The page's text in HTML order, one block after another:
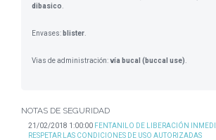
dibasico
Envases: blister
Vias de administración:vía bucal (buccal use)
NOTAS DE SEGURIDAD
21/02/2018 1:00:00 FENTANILO DE LIBERACIÓN
RESPETAR LAS CONDICIONES DE USO AUTORIZADAS